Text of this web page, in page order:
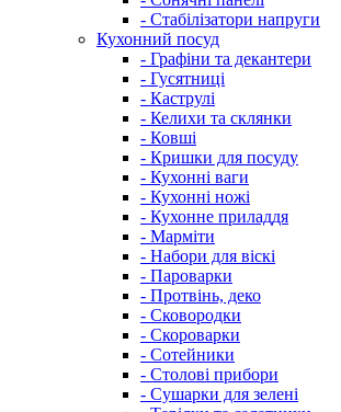
- Стабілізатори напруги
Кухонний посуд
- Графіни та декантери
- Гусятниці
- Каструлі
- Келихи та склянки
- Ковші
- Кришки для посуду
- Кухонні ваги
- Кухонні ножі
- Кухонне приладдя
- Марміти
- Набори для віскі
- Пароварки
- Протвінь, деко
- Сковородки
- Скороварки
- Сотейники
- Столові прибори
- Сушарки для зелені